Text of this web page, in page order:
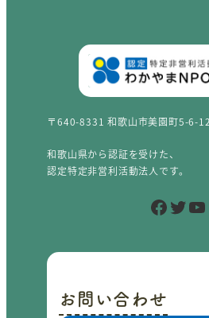
〒640-8331 和歌山市美園町5-6-12
和歌山県から認証を受けた、
認定特定非営利活動法人です。
Facebook Twitter YouTube
お問い合わせ